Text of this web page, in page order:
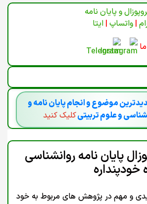
و پایان نامه
| واتساپ | ایتا
موضوع و انجام پایان نامه و
و علوم تربیتیکلیک کنید
پایان نامه روانشناسی
خودپنداره
و مهم در پژوهش های مربوط به خود